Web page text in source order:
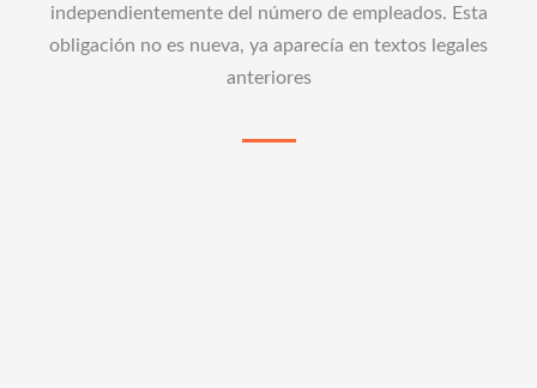
independientemente del número de empleados. Esta
obligación no es nueva, ya aparecía en textos legales
anteriores